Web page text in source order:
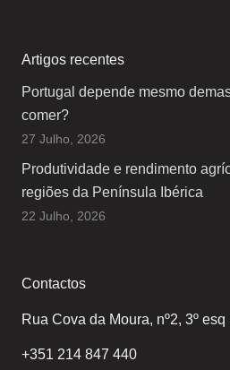
Artigos recentes
Portugal depende mesmo
comer?
27 Julho, 2026
Produtividade e rendimento
regiões da Península Ibérica
22 Julho, 2026
Contactos
Rua Cova da Moura, nº2, 3º
+351 214 847 440